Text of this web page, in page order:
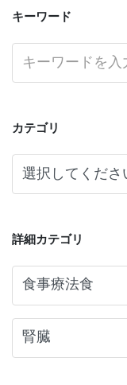
キーワード
カテゴリ
詳細カテゴリ